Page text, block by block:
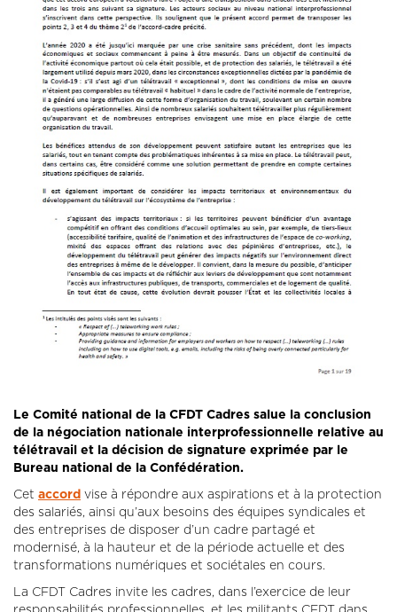
Le Comité national de la CFDT Cadres salue la conclusion
de la négociation nationale interprofessionnelle relative au
télétravail et la décision de signature exprimée par le
Bureau national de la Confédération.
Cet accord vise à répondre aux aspirations et à la protection
des salariés, ainsi qu’aux besoins des équipes syndicales et
des entreprises de disposer d’un cadre partagé et
modernisé, à la hauteur et de la période actuelle et des
transformations numériques et sociétales en cours.
La CFDT Cadres invite les cadres, dans l’exercice de leur